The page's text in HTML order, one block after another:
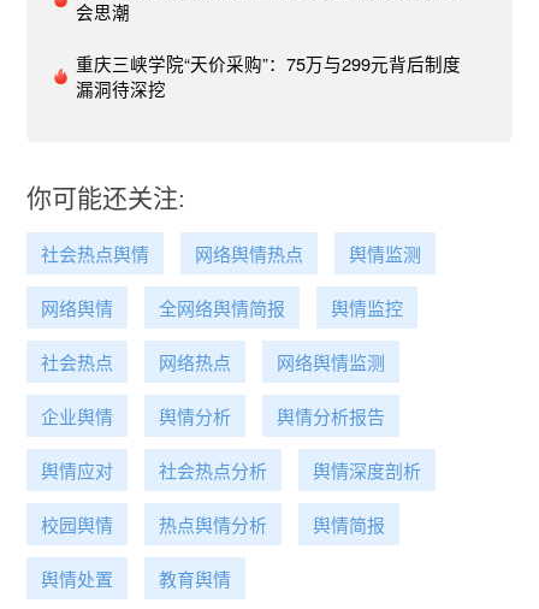
音的要求，曝光这件事是为了维护自己的正当权
等无理要求，还声称要把店搞垮，因此有95%的可
能会对他进行起诉。此事件持续发酵，登上微博热
表了自己的说法，三方各执一词。不少网友纷纷来
评论，大多是对商家态度的不满。4月13日，该事
件似乎出现反转，涉事餐厅回应称曾经被威胁，将
起诉消费者。从而也推动网友对本事件高度关注，
渴望真相，也关注官方的回应及态度。涉及旅游消
费的负面舆情，对以旅游为生的海南来说，影响不
小。此前，青岛高价海鲜、雪乡15元一根烤肠都曾
引发热议，直接影响到游客的体验，关系到景区的
口碑。对于此次事件，更应该理性看待，等待进一
步调查结果。点击查看该事件舆情简报全文：“三亚
海胆”事件舆情简报：涉事店家称将起诉消费者，事
件再度反转？06红黄蓝一幼师晒男童闻脚照事件舆
情概述4月12日，有微博网友爆料称，一男子在朋
友圈发布了三张男童闻成人脚掌的照片，引发网民
关注。经了解，该男子是江西瑞金红黄蓝幼儿园的
会思潮
重庆三峡学院“天价采购”：75万与299元背后制度
漏洞待深挖
你可能还关注:
社会热点舆情 网络舆情热点 舆情监测
网络舆情 全网络舆情简报 舆情监控
社会热点 网络热点 网络舆情监测
企业舆情 舆情分析 舆情分析报告
舆情应对 社会热点分析 舆情深度剖析
校园舆情 热点舆情分析 舆情简报
舆情处置 教育舆情